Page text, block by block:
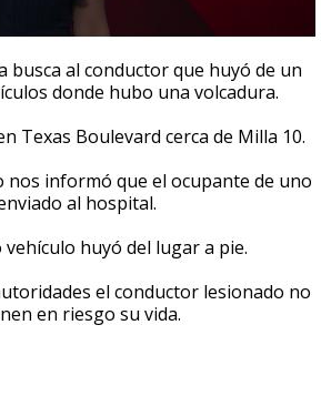
busca al conductor que huyó de un
donde hubo una volcadura.
Texas Boulevard cerca de Milla 10.
nos informó que el ocupante de uno
al hospital.
huyó del lugar a pie.
el conductor lesionado no
en riesgo su vida.